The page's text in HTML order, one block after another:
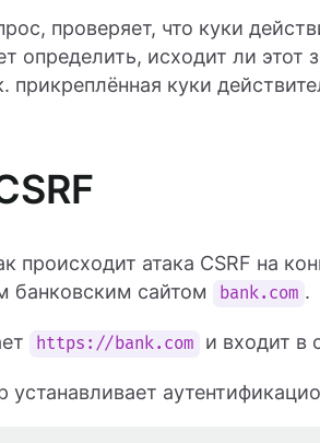
проверяет, что куки
исходит ли этот
прикреплённая куки
происходит атака CSRF на
сайтом
bank.com .
https://bank.com и входит в
устанавливает